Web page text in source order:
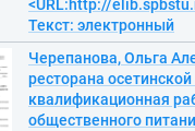
<URL:http://
Текст: электронный
Черепанова, Ольга
ресторана
квалификационная
общественного